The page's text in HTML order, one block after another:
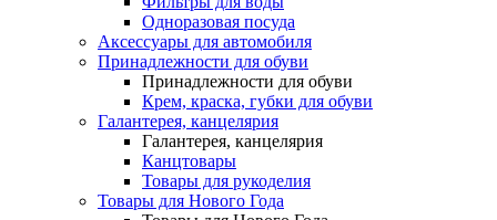
Одноразовая посуда
Аксессуары для автомобиля
Принадлежности для обуви
Принадлежности для обуви
Крем, краска, губки для обуви
Галантерея, канцелярия
Галантерея, канцелярия
Канцтовары
Товары для рукоделия
Товары для Нового Года